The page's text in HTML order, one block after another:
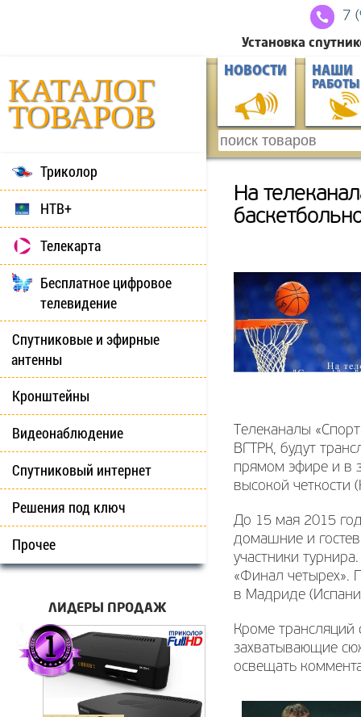
7
Установка
КАТАЛОГ
ТОВАРОВ
НОВОСТИ НАШИ
РАБОТЫ
Триколор
НТВ+
Телекарта
Бесплатное цифровое
телевидение
Спутниковые и эфирные
антенны
Кронштейны
Видеонаблюдение
Спутниковый интернет
Решения под ключ
Прочее
ЛИДЕРЫ ПРОДАЖ
На
Телеканалы
ВГТРК, будут
прямом эфире и в
высокой четкости
До 15 мая 2015
домашние и
участники
«Финал четырех».
в Мадриде
Кроме трансляций
захватывающие
освещать